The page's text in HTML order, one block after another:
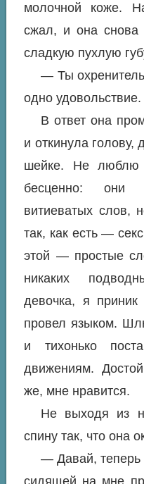
молочной коже.
сжал, и она снова
сладкую пухлую
— Ты
одно
В ответ она
и откинула голову,
шейке. Не
бесценно: они
витиеватых слов,
так, как есть —
этой — простые
никаких
девочка, я
провел языком.
и тихонько
движениям.
же, мне нравится.
Не выходя из
спину так, что она
— Давай,
сидящей на мне